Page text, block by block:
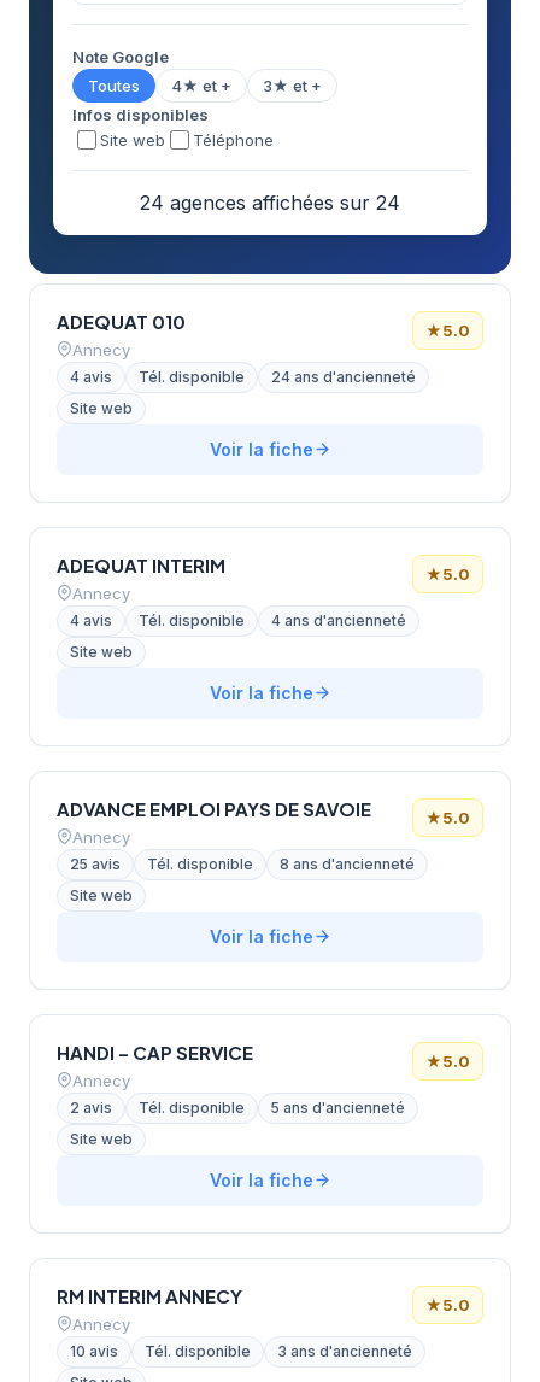
Note Google
Toutes
4★ et +
3★ et +
Infos disponibles
Site web
Téléphone
24 agences affichées sur 24
ADEQUAT 010
Annecy
★5.0
4 avis Tél. disponible
24 ans d'ancienneté
Site web
Voir la fiche
ADEQUAT INTERIM
Annecy
★5.0
4 avis Tél. disponible
4 ans d'ancienneté
Site web
Voir la fiche
ADVANCE EMPLOI PAYS DE SAVOIE
Annecy
★5.0
25 avis Tél. disponible
8 ans d'ancienneté
Site web
Voir la fiche
HANDI – CAP SERVICE
Annecy
★5.0
2 avis Tél. disponible
5 ans d'ancienneté
Site web
Voir la fiche
RM INTERIM ANNECY
Annecy
★5.0
10 avis Tél. disponible
3 ans d'ancienneté